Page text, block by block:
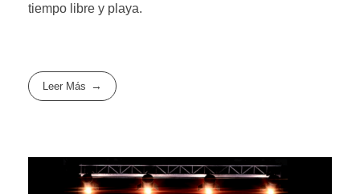
tiempo libre y playa.
Leer Más